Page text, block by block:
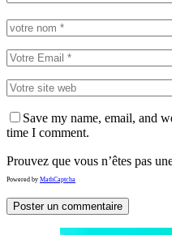
Save my name, email, and
time I comment.
Prouvez que vous n’êtes pas
Powered by MathCaptcha